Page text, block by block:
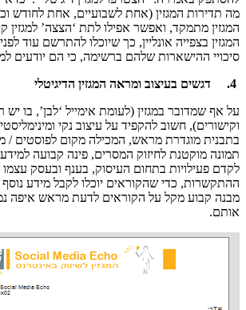
מה תדירות המגזין (אחת לשבועיים, אחת לחודש
המגזין מתמקד, ואפשר אפילו לתת ‘הצצה’ למגזין
המגזין בצפייה אונליין, כך שיוכלו להתרשם עוד
סיכויי ההישארות שלהם ברשימה, כי הם יודעים
4.
דגשים בעיצוב ומראה המגזין הדיגיטלי
על אף שמדובר במגזין (לעומת אימייל ‘לבן’, בו יש
וקישורים), חשוב להקפיד על עיצוב נקי
בתבנית מוגדרת מראש, המכילה מקום לפוסטים /
תמונה מוקטנת לחיזוק המסרים, פינה קבועה
לקדם פעילויות בתחום העיסוק, בענף ובעסק
ההתקשרות, כדי שהקוראים יוכלו לקבל מידע נוסף
מבנה קבוע מקל על הקוראים לדעת מראש איפה
אותם.